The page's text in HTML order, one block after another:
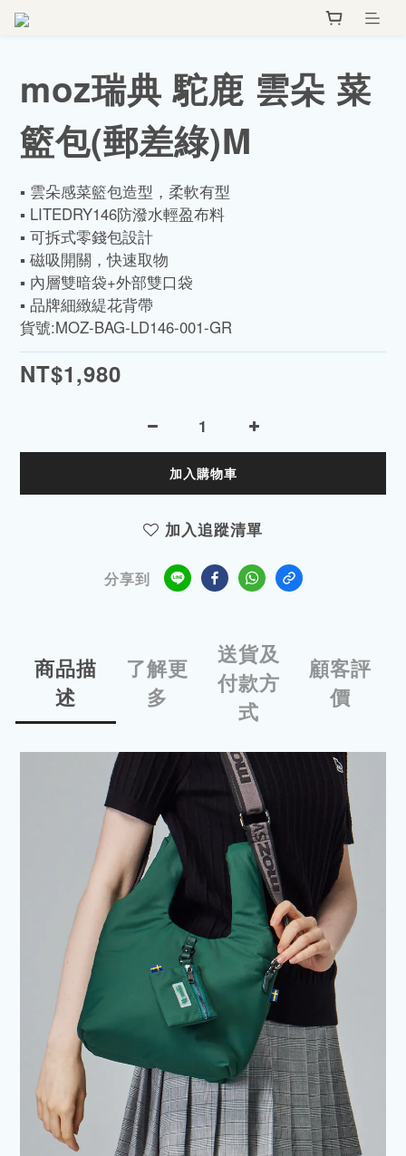
moz瑞典 駝鹿 雲朵 菜
籃包(郵差綠)M
▪️ 雲朵感菜籃包造型，柔軟有型
▪️ LITEDRY146防潑水輕盈布料
▪️ 可拆式零錢包設計
▪️ 磁吸開關，快速取物
▪️ 內層雙暗袋+外部雙口袋
▪️ 品牌細緻緹花背帶
貨號:MOZ-BAG-LD146-001-GR
NT$1,980
加入購物車
加入追蹤清單
分享到
商品描
述
了解更
多
送貨及
付款方
式
顧客評
價